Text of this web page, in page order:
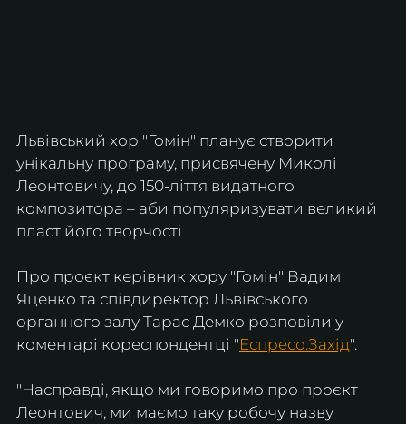
Львівський хор "Гомін" планує створити
унікальну програму, присвячену Миколі
Леонтовичу, до 150-ліття видатного
композитора – аби популяризувати великий
пласт його творчості
Про проєкт керівник хору "Гомін" Вадим
Яценко та співдиректор Львівського
органного залу Тарас Демко розповіли у
коментарі кореспондентці "Еспресо.Захід".
"Насправді, якщо ми говоримо про проєкт
Леонтович, ми маємо таку робочу назву